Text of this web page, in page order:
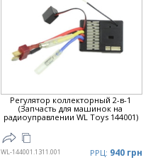
Регулятор коллекторный 2-в-1
(Запчасть для машинок на
радиоуправлении WL Toys 144001)
WL-144001.1311.001 РРЦ: 940 грн